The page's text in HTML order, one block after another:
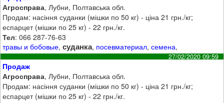
Агросправа, Лубни, Полтавська обл.
Продам: насіння суданки (мішки по 50 кг) - ціна 21 грн./кг;
еспарцет (мішки по 25 кг) - 22 грн./кг.
Тел: 066 287-76-63
травы и бобовые,суданка, посевматериал,семена,
27/02/2020 09:59
Продаж
Агросправа, Лубни, Полтавська обл.
Продам: насіння суданки (мішки по 50 кг) - ціна 21 грн./кг;
еспарцет (мішки по 25 кг) - 22 грн./кг.